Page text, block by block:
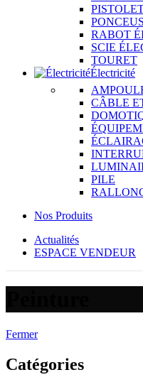
RABOT
SCIE
TOURET
Électricité
CÂBLE
PILE
Nos Produits
Actualités
ESPACE VENDEUR
Fermer
Catégories